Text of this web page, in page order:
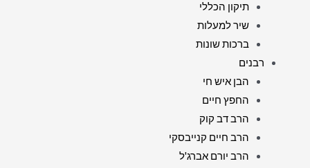
תיקון הכללי
שיר למעלות
ברכות שונות
רבנים
הבן איש חי
החפץ חיים
הרב דב קוק
הרב חיים קנייבסקי
הרב יורם אברג'ל